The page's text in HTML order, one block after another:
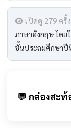
เปิดดู 279 ครั้ง
ภาษาอังกฤษ โดย
ชั้นประถมศึกษาปี
💬 กล่องสะ